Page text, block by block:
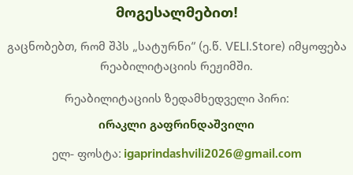
გიხდით შეფერხებისთვის. ამჟამად მიმდინარეობს
განახლება და ტექნიკური სამუშაოები.
მალე ისევ ხელმისაწვდომი იქნება. გმადლობთ მოთმინებისთვის!
მთავარ გვერდზე დაბრუნება
მოგესალმებით!
გაცნობებთ, რომ შპს „სატურნი“ (ე.წ. VELI.Store) იმყოფება
რეაბილიტაციის რეჟიმში.
რეაბილიტაციის ზედამხედველი პირი:
ირაკლი გაფრინდაშვილი
ელ- ფოსტა: igaprindashvili2026@gmail.com